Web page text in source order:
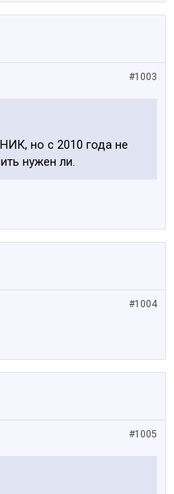
#1003
но с 2010 года не
нужен ли.
#1004
#1005